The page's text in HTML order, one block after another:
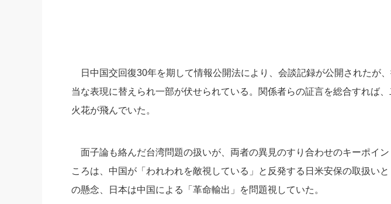
日中国交回復30年を期して情報公開法により、会談記録が公開されたが、
当な表現に替えられ一部が伏せられている。 関係者らの証言を総合すれば、
火花が飛んでいた。
面子論も絡んだ台湾問題の扱いが、 両者の異見のすり合わせのキーポイン
ころは、中国が「われわれを敵視している」
と反発する日米安保の取扱い
の懸念、
日本は中国による「革命輸出」を問題視していた。